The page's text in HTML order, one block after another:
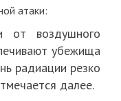
атаки:
от воздушного
убежища
радиации резко
далее.